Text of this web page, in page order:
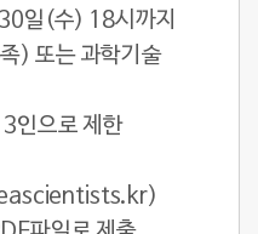
일(수) 18시까지
) 또는 과학기술
인으로 제한
)